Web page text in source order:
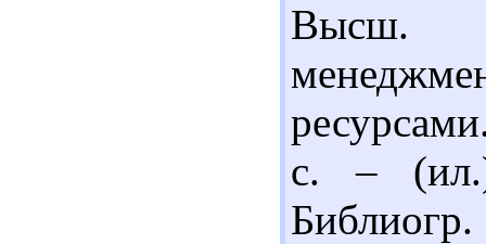
Высш.
с. –